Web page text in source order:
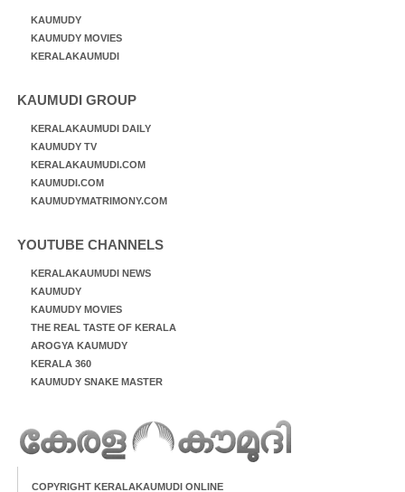
KAUMUDY
KAUMUDY MOVIES
KERALAKAUMUDI
KAUMUDI GROUP
KERALAKAUMUDI DAILY
KAUMUDY TV
KERALAKAUMUDI.COM
KAUMUDI.COM
KAUMUDYMATRIMONY.COM
YOUTUBE CHANNELS
KERALAKAUMUDI NEWS
KAUMUDY
KAUMUDY MOVIES
THE REAL TASTE OF KERALA
AROGYA KAUMUDY
KERALA 360
KAUMUDY SNAKE MASTER
COPYRIGHT KERALAKAUMUDI ONLINE